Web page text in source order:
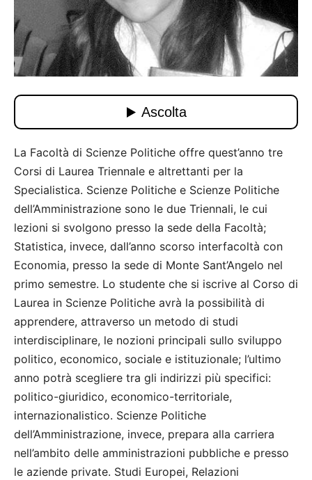
La Facoltà di Scienze Politiche offre quest’anno tre
Corsi di Laurea Triennale e altrettanti per la
Specialistica. Scienze Politiche e Scienze Politiche
dell’Amministrazione sono le due Triennali, le cui
lezioni si svolgono presso la sede della Facoltà;
Statistica, invece, dall’anno scorso interfacoltà con
Economia, presso la sede di Monte Sant’Angelo nel
primo semestre. Lo studente che si iscrive al Corso di
Laurea in Scienze Politiche avrà la possibilità di
apprendere, attraverso un metodo di studi
interdisciplinare, le nozioni principali sullo sviluppo
politico, economico, sociale e istituzionale; l’ultimo
anno potrà scegliere tra gli indirizzi più specifici:
politico-giuridico, economico-territoriale,
internazionalistico. Scienze Politiche
dell’Amministrazione, invece, prepara alla carriera
nell’ambito delle amministrazioni pubbliche e presso
le aziende private. Studi Europei, Relazioni